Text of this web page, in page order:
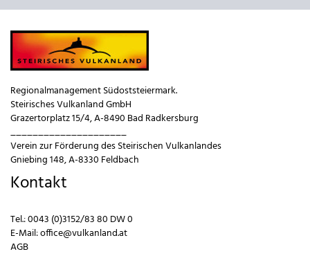
Regionalmanagement Südoststeiermark.
Steirisches Vulkanland GmbH
Grazertorplatz 15/4, A-8490 Bad Radkersburg
_____________________
Verein zur Förderung des Steirischen Vulkanlandes
Gniebing 148, A-8330 Feldbach
Kontakt
Tel.:0043 (0)3152/83 80 DW 0
E-Mail:office@vulkanland.at
AGB